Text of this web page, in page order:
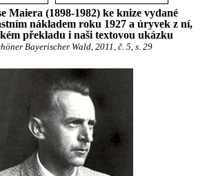
Maiera (1898-1982) ke knize vydané
nákladem roku 1927 a úryvek z ní,
překladu i naši textovou ukázku
Bayerischer Wald, 2011, č. 5, s. 29